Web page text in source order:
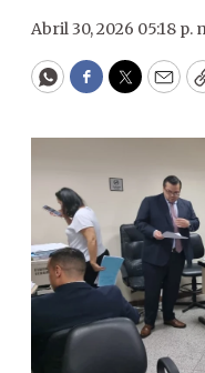
Abril 30, 2026 05:18 p.
WhatsApp
Facebook
Twitter